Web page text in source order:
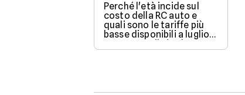
Perché l'età incide sul
costo della RC auto e
quali sono le tariffe più
basse disponibili a luglio
2026 su Facile.it, da
106,32€ annui.